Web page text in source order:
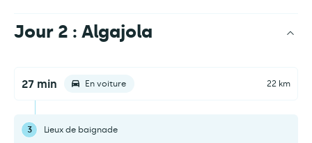
Jour 2 : Algajola
27 min En voiture 22 km
3 Lieux de baignade